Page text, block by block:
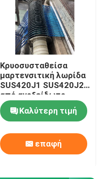
Κρυοσυσταθείσα
μαρτενσιτική λωρίδα
SUS420J1 SUS420J2
από ανοξείδωτο
χάλυβα 0,3-3 mm
Καλύτερη τιμή
επαφή